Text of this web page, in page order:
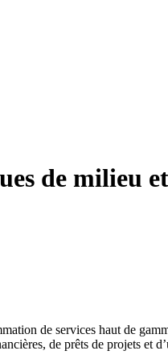
de milieu
de services haut de
de prêts de projets et